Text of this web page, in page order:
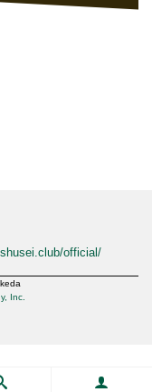
official/
Inc.